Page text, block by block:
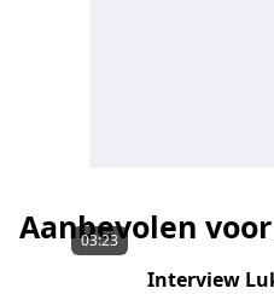
Aanbevolen
03:23
Interview